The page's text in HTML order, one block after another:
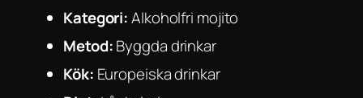
Kategori:Alkoholfri mojito
Metod:Byggda drinkar
Kök: Europeiska drinkar